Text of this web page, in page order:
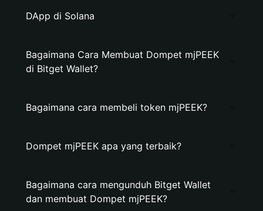
DApp di Solana
Bagaimana Cara Membuat Dompet mjPEEK
di Bitget Wallet?
Bagaimana cara membeli token mjPEEK?
Dompet mjPEEK apa yang terbaik?
Bagaimana cara mengunduh Bitget Wallet
dan membuat Dompet mjPEEK?